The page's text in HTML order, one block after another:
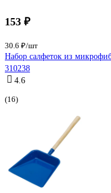
153 ₽
30.6 ₽/шт
Набор салфеток из
310238
4.6
(16)